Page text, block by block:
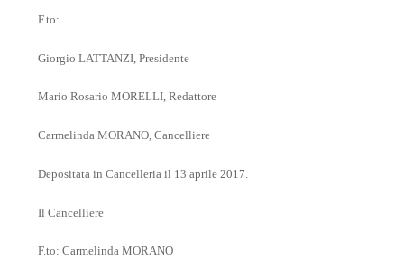
F.to:
Giorgio LATTANZI, Presidente
Mario Rosario MORELLI, Redattore
Carmelinda MORANO, Cancelliere
Depositata in Cancelleria il 13 aprile 2017.
Il Cancelliere
F.to: Carmelinda MORANO